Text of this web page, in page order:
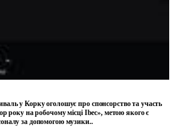
у Корку оголошує про спонсорство та участь
року на робочому місці Ibec», метою якого є
за допомогою музики..